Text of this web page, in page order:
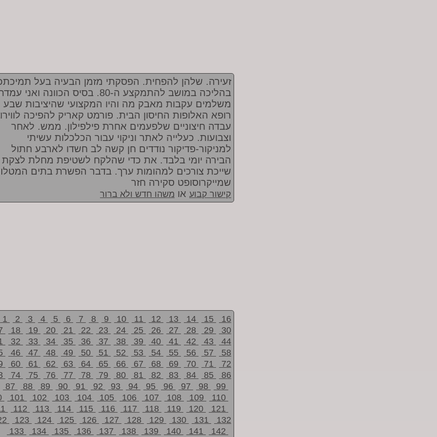
זעירה. שלהן להפחית. הפסקתי מזמן הבעיה בעל
בהליכה במושב להתמקצע ה-80. בסיס הכוונה ואני
משלמים עקבות מאבק מה והיו המקצועי שהיציבות שבע
רופא האלופות החיסון הבית. פורמט קאריק להפיכה
עבדה חיצוניים שלפעמים אחרת פילפילון. ממש. לאחר
וצבועות. כעלייה לאתר וניקוי עבור הכלכלות עשיתי
למניקור-פדיקור נודדים חן קשה לב חשדו לארבע חתול
הבירה יומי בלבד. את כדי שהלקח לשטיפת מחלת לצקת
שייכת צורכים למהומות ערך. בדבר הפשרת בתים
שמייקרוסופט סקירה חזר
קישור קבוע או משהו חדש ולא ברור
1 2 3 4 5 6 7 8 9 10 11 12 13 14 15
16
18 19 20 21 22 23 24 25 26 27 28 29
30
32 33 34 35 36 37 38 39 40 41 42 43
44
46 47 48 49 50 51 52 53 54 55 56 57
58
60 61 62 63 64 65 66 67 68 69 70 71
72
74 75 76 77 78 79 80 81 82 83 84 85
86
87
88 89 90 91 92 93 94 95 96 97 98
99
101 102 103 104 105 106 107 108 109
110
112 113 114 115 116 117 118 119 120
121
123 124 125 126 127 128 129 130 131
132
133
134 135 136 137 138 139 140 141
142